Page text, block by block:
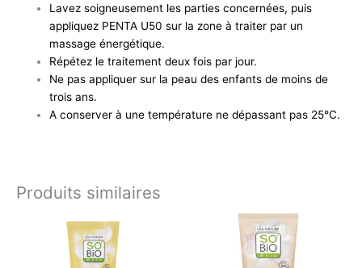
Lavez soigneusement les parties concernées, puis
appliquez PENTA U50 sur la zone à traiter par un
massage énergétique.
Répétez le traitement deux fois par jour.
Ne pas appliquer sur la peau des enfants de moins de
trois ans.
A conserver à une température ne dépassant pas 25°C.
Produits similaires